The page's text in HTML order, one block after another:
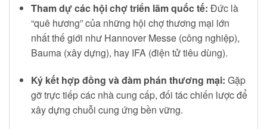
Tham dự các hội chợ triển lãm quốc tế: Đức là
“quê hương” của những hội chợ thương mại lớn
nhất thế giới như Hannover Messe (công nghiệp),
Bauma (xây dựng), hay IFA (điện tử tiêu dùng).
Ký kết hợp đồng và đàm phán thương mại: Gặp
gỡ trực tiếp các nhà cung cấp, đối tác chiến lược để
xây dựng chuỗi cung ứng bền vững.